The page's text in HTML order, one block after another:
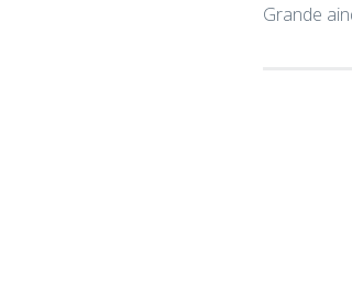
Grande